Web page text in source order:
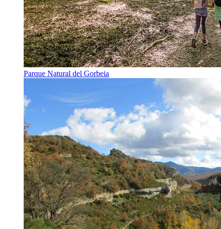
Parque Natural del Gorbeia